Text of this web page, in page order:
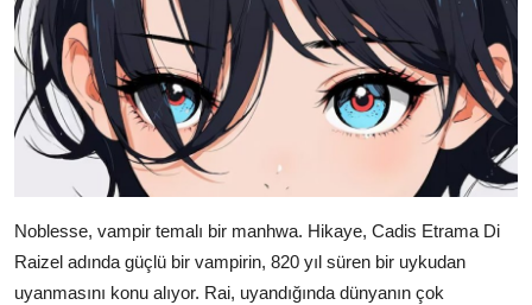
Noblesse, vampir temalı bir manhwa. Hikaye, Cadis Etrama Di
Raizel adında güçlü bir vampirin, 820 yıl süren bir uykudan
uyanmasını konu alıyor. Rai, uyandığında dünyanın çok